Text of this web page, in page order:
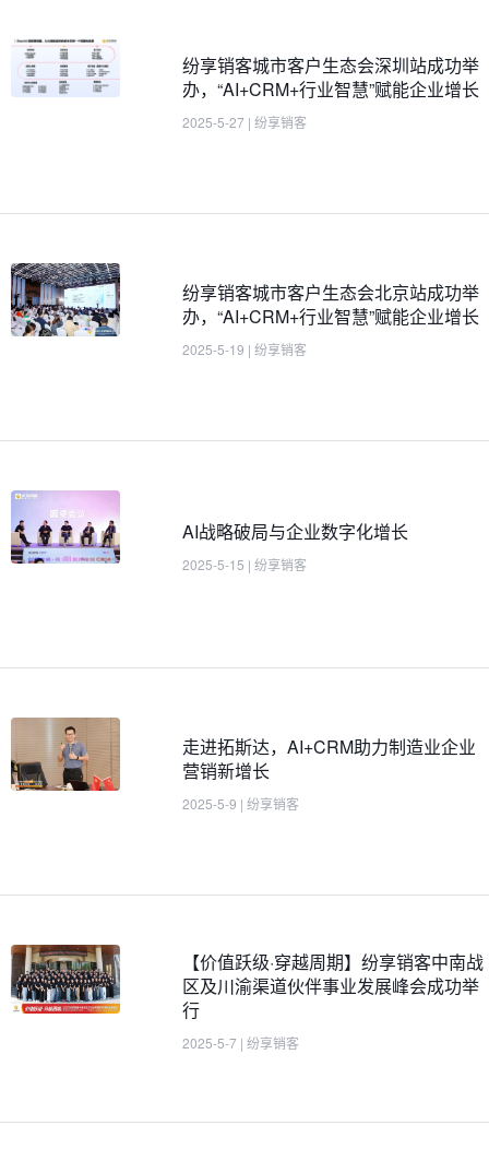
纷享销客城市客户生态会深圳站成功举
办，“AI+CRM+行业智慧”赋能企业增长
2025-5-27 | 纷享销客
纷享销客城市客户生态会北京站成功举
办，“AI+CRM+行业智慧”赋能企业增长
2025-5-19 | 纷享销客
AI战略破局与企业数字化增长
2025-5-15 | 纷享销客
走进拓斯达，AI+CRM助力制造业企业
营销新增长
2025-5-9 | 纷享销客
【价值跃级·穿越周期】纷享销客中南战
区及川渝渠道伙伴事业发展峰会成功举
行
2025-5-7 | 纷享销客